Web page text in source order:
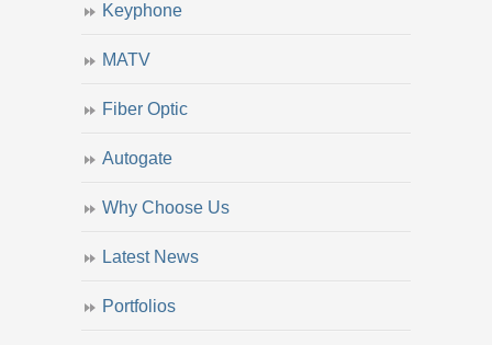
Keyphone
MATV
Fiber Optic
Autogate
Why Choose Us
Latest News
Portfolios